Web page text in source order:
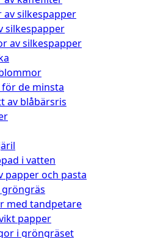
av silkespapper
silkespapper
av silkespapper
de minsta
av blåbärsris
i vatten
papper och pasta
med tandpetare
papper
i gröngräset